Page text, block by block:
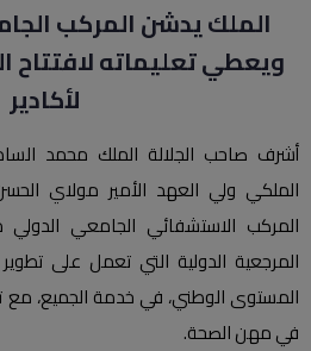
الملك يدشن المركب
ويعطي تعليماته لافتتاح
لأكادير
أشرف صاحب الجلالة الملك محمد
الملكي ولي العهد الأمير مولاي
المركب الاستشفائي الجامعي الدولي
المرجعية الدولية التي تعمل على
المستوى الوطني، في خدمة الجميع،
في مهن الصحة.